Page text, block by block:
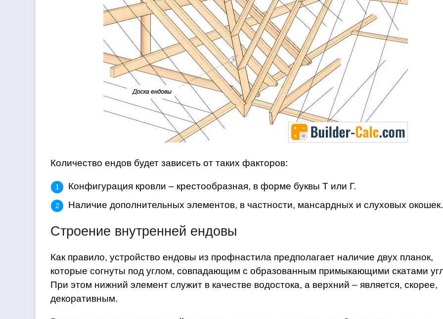
Количество ендов будет зависеть от таких факторов:
Конфигурация кровли – крестообразная, в форме буквы Т или Г.
Наличие дополнительных элементов, в частности, мансардных и слуховых окошек.
Строение внутренней ендовы
Как правило, устройство ендовы из профнастила предполагает наличие двух планок,
которые согнуты под углом, совпадающим с образованным примыкающими скатами
При этом нижний элемент служит в качестве водостока, а верхний – является, скорее,
декоративным.